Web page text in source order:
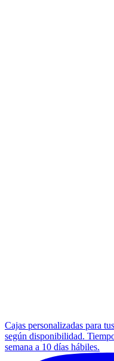
Cajas personalizadas para
según disponibilidad.
semana a 10 días hábiles.